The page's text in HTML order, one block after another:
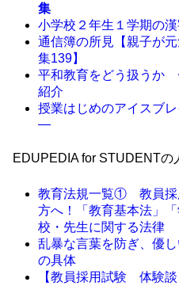
集
小学校２年生１学期の
通信簿の所見【親子が
集139】
平和教育をどう扱うか
紹介
授業はじめのアイスブ
―
EDUPEDIA for STUDENTの
教育法規一覧① 教員採
方へ！「教育基本法」
校・先生に関する法律
乱暴な言葉を防ぎ、優
の具体
【教員採用試験 体験